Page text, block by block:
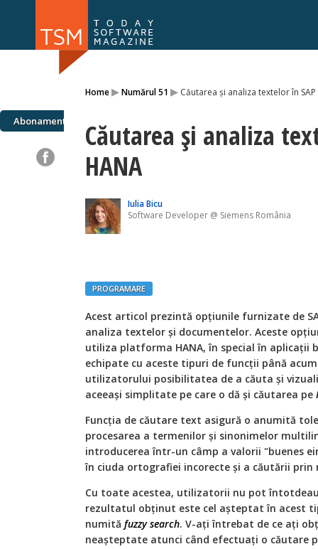
Home▸Numărul 51 ▸ Căutarea și analiza textelor în SAP
Abonamente
Căutarea și analiza
HANA
Iulia Bicu
Software Developer @ Siemens România
PROGRAMARE
Acest articol prezintă opțiunile furnizate de
analiza textelor și documentelor. Aceste
utiliza platforma HANA, în special în aplicații
echipate cu aceste tipuri de funcții până
utilizatorului posibilitatea de a căuta și
aceeași simplitate pe care o dă și căutarea pe
Funcția de căutare text asigură o anumită
procesarea a termenilor și sinonimelor
introducerea într-un câmp a valorii "buenes
în ciuda ortografiei incorecte și a căutării prin
Cu toate acestea, utilizatorii nu pot
rezultatul obținut este cel așteptat în acest
numită fuzzy search. V-ați întrebat de ce ați
neașteptate atunci când efectuați o căutare